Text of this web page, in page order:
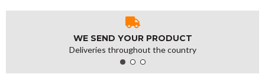
WE SEND YOUR PRODUCT
Deliveries throughout the country